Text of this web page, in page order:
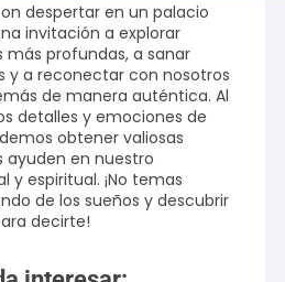
despertar en un palacio
invitación a explorar
profundas, a sanar
y a reconectar con nosotros
de manera auténtica. Al
detalles y emociones de
obtener valiosas
ayuden en nuestro
y espiritual. ¡No temas
de los sueños y descubrir
decirte!